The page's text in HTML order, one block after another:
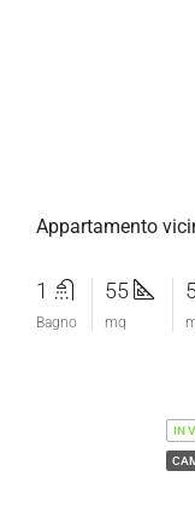
Appartamento
1
Bagno
55
mq
IN